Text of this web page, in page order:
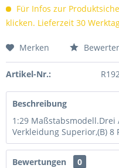
Für Infos zur
klicken. Lieferzeit 30
Merken
Artikel-Nr.:
Beschreibung
1:29
Verkleidung Superior,(B) 8
Bewertungen
0